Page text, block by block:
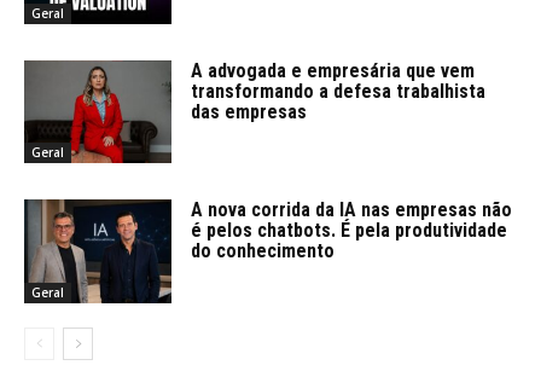
Geral
Geral
A advogada e empresária que vem
transformando a defesa trabalhista
das empresas
Geral
A nova corrida da IA nas empresas não
é pelos chatbots. É pela produtividade
do conhecimento